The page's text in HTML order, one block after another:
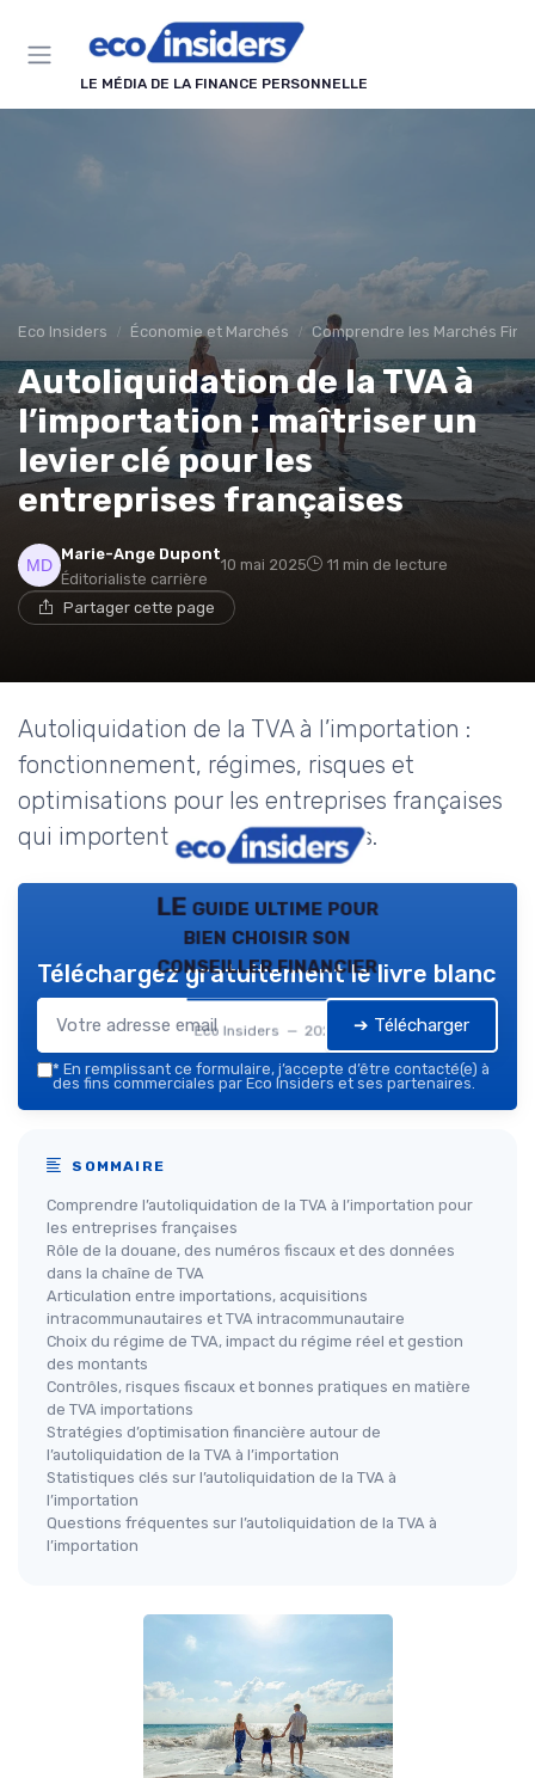
LE MÉDIA DE LA FINANCE PERSONNELLE
Eco Insiders Économie et Marchés Comprendre les Marchés
Autoliquidation de la TVA à
l’importation : maîtriser un
levier clé pour les
entreprises françaises
Marie-Ange Dupont
Éditorialiste carrière
10 mai 2025 11 min de lecture
Partager cette page
Autoliquidation de la TVA à l’importation :
fonctionnement, régimes, risques et
optimisations pour les entreprises françaises
qui importent des marchandises.
LE guide ultime pour
bien choisir son
conseiller financier
Eco Insiders — 2026
Téléchargez gratuitement le livre blanc
➔ Télécharger
* En remplissant ce formulaire, j’accepte d’être contacté(e) à
des fins commerciales par Eco Insiders et ses partenaires.
SOMMAIRE
Comprendre l’autoliquidation de la TVA à l’importation pour
les entreprises françaises
Rôle de la douane, des numéros fiscaux et des données
dans la chaîne de TVA
Articulation entre importations, acquisitions
intracommunautaires et TVA intracommunautaire
Choix du régime de TVA, impact du régime réel et gestion
des montants
Contrôles, risques fiscaux et bonnes pratiques en matière
de TVA importations
Stratégies d’optimisation financière autour de
l’autoliquidation de la TVA à l’importation
Statistiques clés sur l’autoliquidation de la TVA à
l’importation
Questions fréquentes sur l’autoliquidation de la TVA à
l’importation